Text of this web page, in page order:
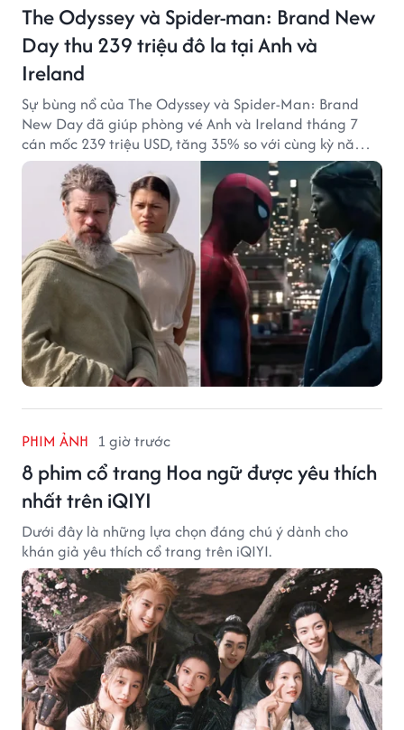
The Odyssey và Spider-man: Brand New
Day thu 239 triệu đô la tại Anh và
Ireland
Sự bùng nổ của The Odyssey và Spider-Man: Brand
New Day đã giúp phòng vé Anh và Ireland tháng 7
cán mốc 239 triệu USD, tăng 35% so với cùng kỳ năm
ngoái.
PHIM ẢNH 1 giờ trước
8 phim cổ trang Hoa ngữ được yêu thích
nhất trên iQIYI
Dưới đây là những lựa chọn đáng chú ý dành cho
khán giả yêu thích cổ trang trên iQIYI.